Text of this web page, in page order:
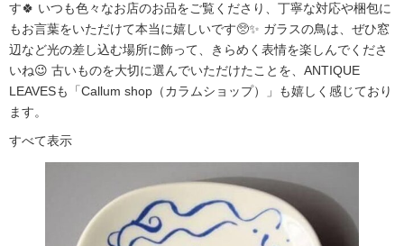
す🍀 いつも色々なお店のお品をご覧くださり、丁寧な対応や梱包に
もお言葉をいただけて本当に嬉しいです🥺✨ ガラスの鳥は、ぜひ窓
辺など光の差し込む場所に飾って、きらめく表情を楽しんでくださ
いね😉 古いものを大切に選んでいただけたことを、ANTIQUE
LEAVESも「Callum shop（カラムショップ）」も嬉しく感じており
ます。
すべて表示